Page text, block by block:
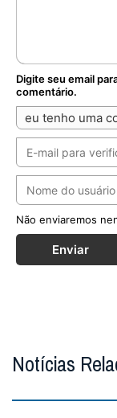
Digite seu email
comentário.
eu tenho uma
Não enviaremos
Enviar
Notícias